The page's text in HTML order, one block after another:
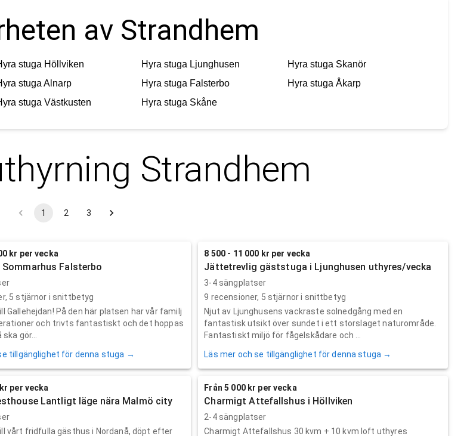
av Strandhem
stuga Höllviken Hyra stuga Ljunghusen Hyra stuga Skanör
stuga Alnarp Hyra stuga Falsterbo Hyra stuga Åkarp
stuga Västkusten Hyra stuga Skåne
Strandhem
1 2 3
kr per vecka
Falsterbo
5 stjärnor i snittbetyg
Gallehejdan! På den här platsen har vår familj
och trivts fantastiskt och det hoppas
gör...
tillgänglighet för denna stuga →
8 500 - 11 000 kr per vecka
Jättetrevlig gäststuga i Ljunghusen uthyres/vecka
3-4 sängplatser
9 recensioner, 5 stjärnor i snittbetyg
Njut av Ljunghusens vackraste solnedgång med en
fantastisk utsikt över sundet i ett storslaget naturområde.
Fantastiskt miljö för fågelskådare och ...
Läs mer och se tillgänglighet för denna stuga →
per vecka
Lantligt läge nära Malmö city
vårt fridfulla gästhus i Nordanå, döpt efter
Från 5 000 kr per vecka
Charmigt Attefallshus i Höllviken
2-4 sängplatser
Charmigt Attefallshus 30 kvm + 10 kvm loft uthyres